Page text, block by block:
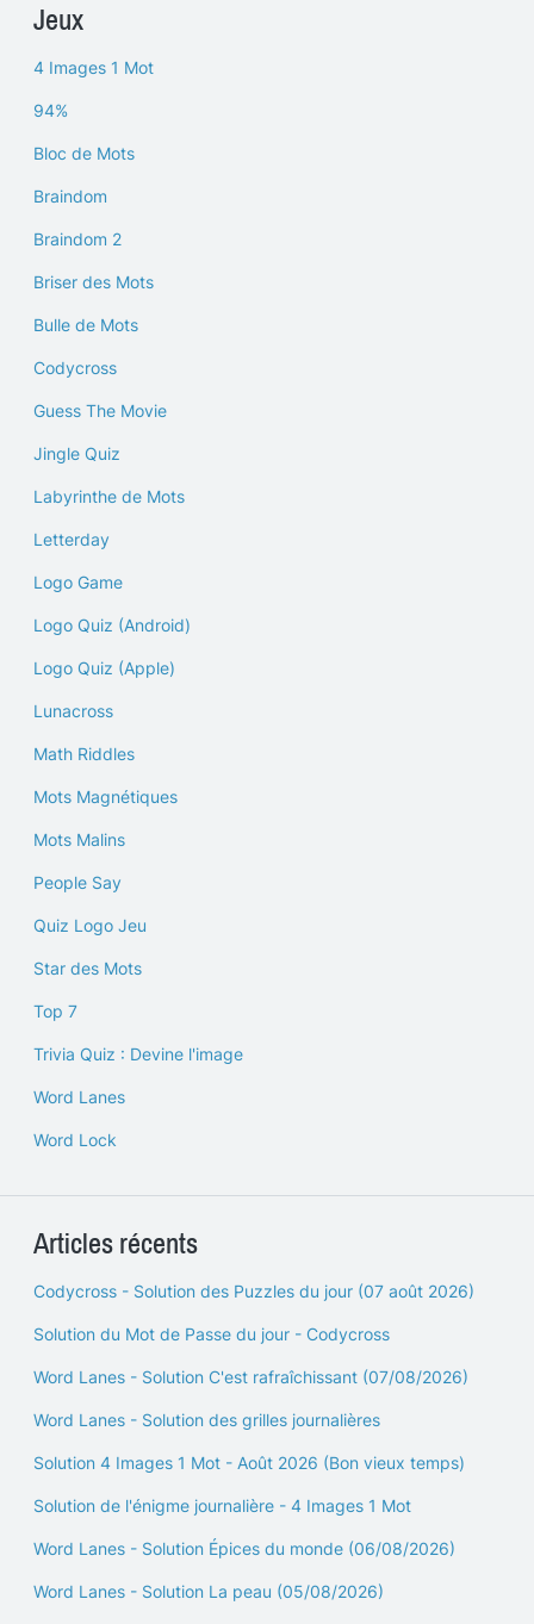
Jeux
4 Images 1 Mot
94%
Bloc de Mots
Braindom
Braindom 2
Briser des Mots
Bulle de Mots
Codycross
Guess The Movie
Jingle Quiz
Labyrinthe de Mots
Letterday
Logo Game
Logo Quiz (Android)
Logo Quiz (Apple)
Lunacross
Math Riddles
Mots Magnétiques
Mots Malins
People Say
Quiz Logo Jeu
Star des Mots
Top 7
Trivia Quiz : Devine l'image
Word Lanes
Word Lock
Articles récents
Codycross - Solution des Puzzles du jour (07 août 2026)
Solution du Mot de Passe du jour - Codycross
Word Lanes - Solution C'est rafraîchissant (07/08/2026)
Word Lanes - Solution des grilles journalières
Solution 4 Images 1 Mot - Août 2026 (Bon vieux temps)
Solution de l'énigme journalière - 4 Images 1 Mot
Word Lanes - Solution Épices du monde (06/08/2026)
Word Lanes - Solution La peau (05/08/2026)